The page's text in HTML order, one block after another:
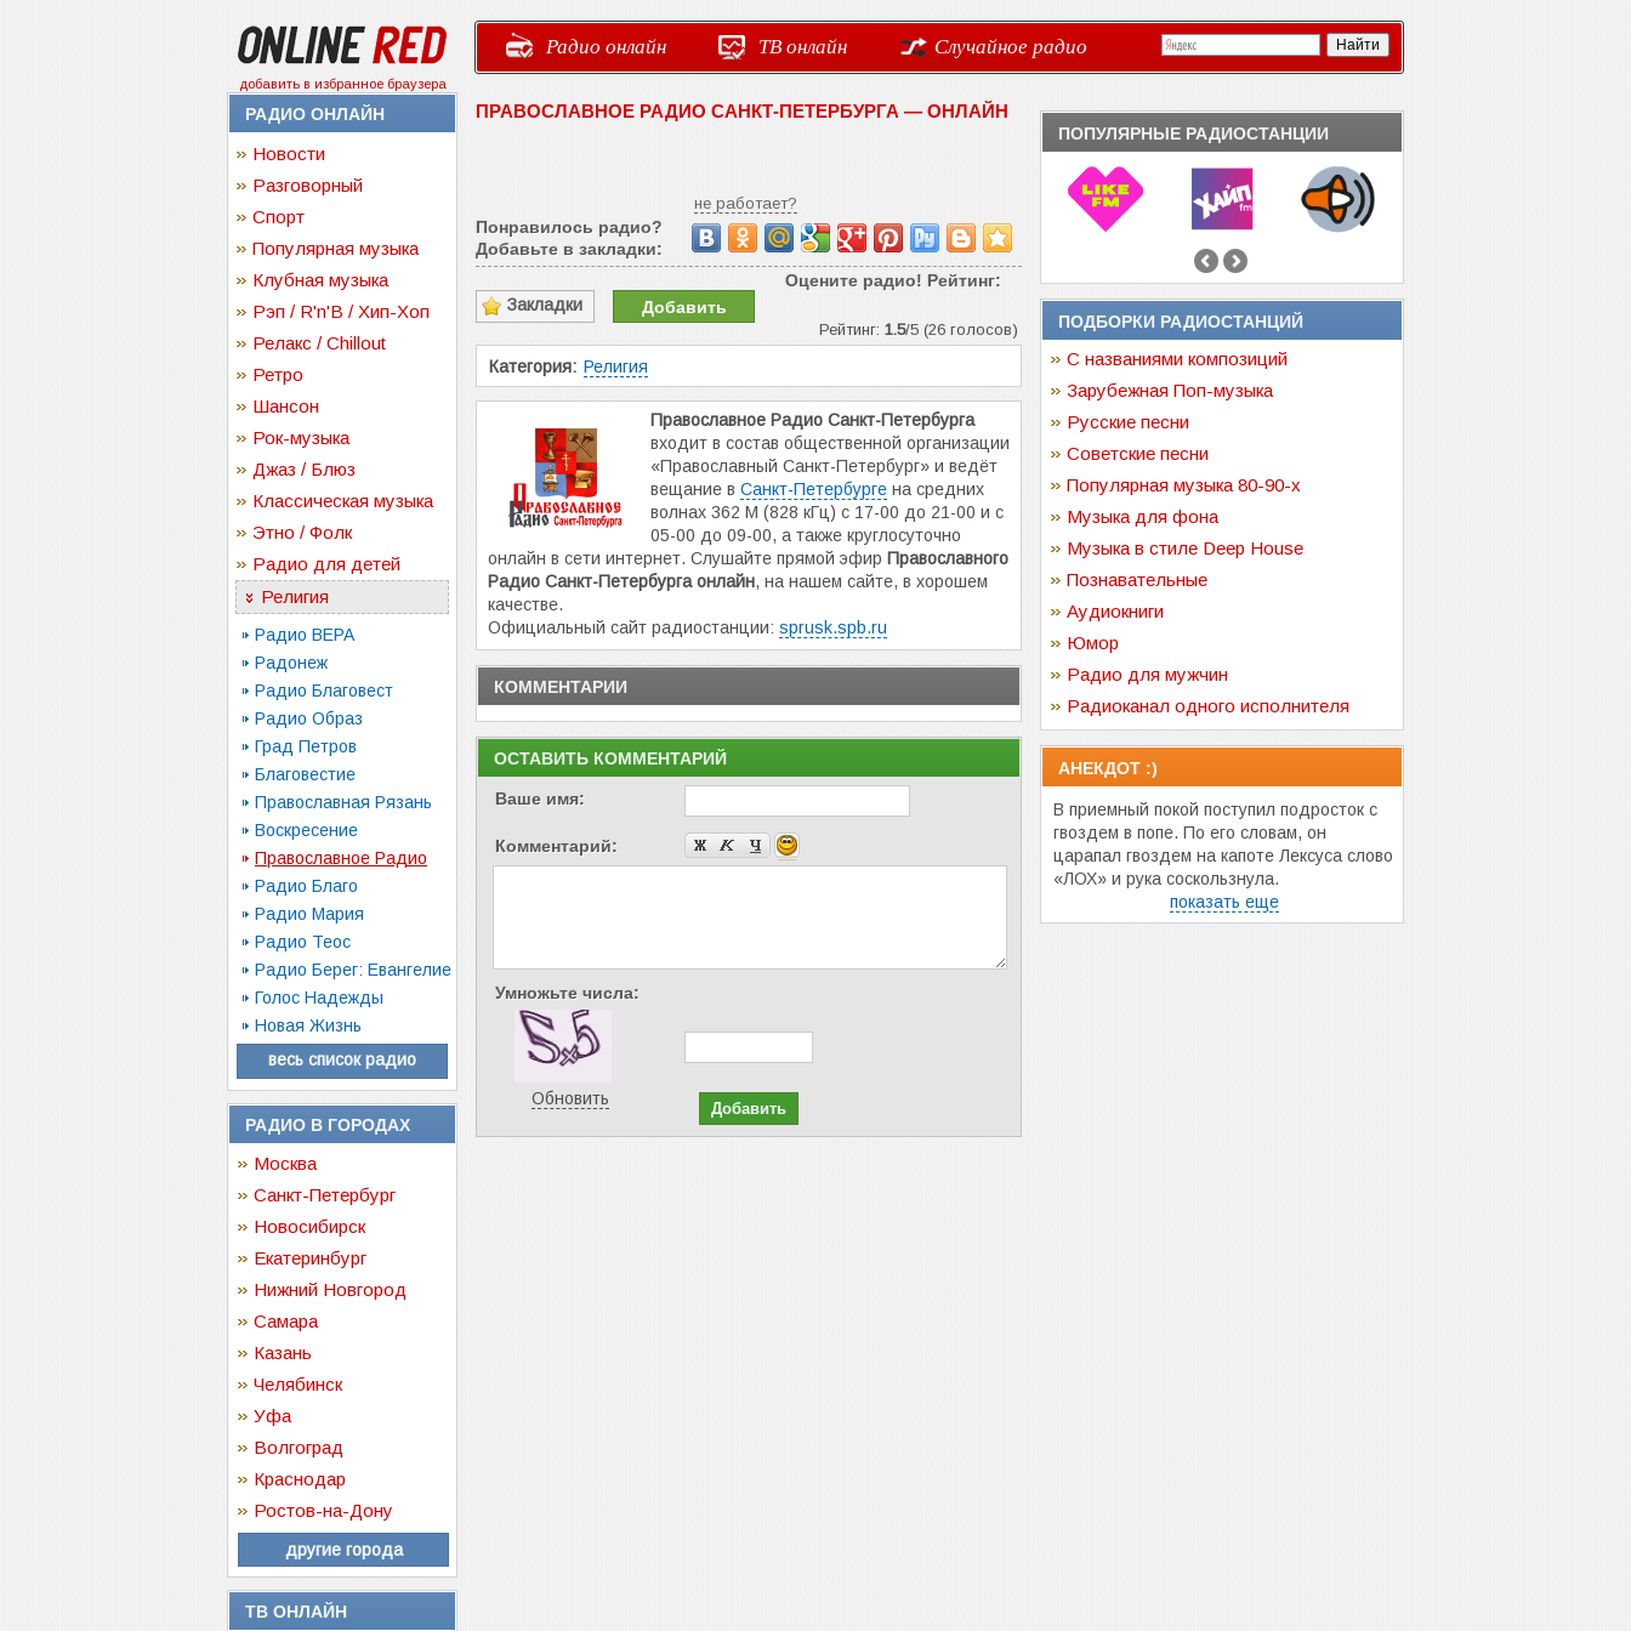
добавить в избранное браузера
Радио онлайн ТВ онлайн Случайное радио
РАДИО ОНЛАЙН
Новости
Разговорный
Спорт
Популярная музыка
Клубная музыка
Рэп / R'n'B / Хип-Хоп
Релакс / Chillout
Ретро
Шансон
Рок-музыка
Джаз / Блюз
Классическая музыка
Этно / Фолк
Радио для детей
Религия
Радио ВЕРА
Радонеж
Радио Благовест
Радио Образ
Град Петров
Благовестие
Православная Рязань
Воскресение
Православное Радио
Радио Благо
Радио Мария
Радио Теос
Радио Берег: Евангелие
Голос Надежды
Новая Жизнь
весь список радио
РАДИО В ГОРОДАХ
Москва
Санкт-Петербург
Новосибирск
Екатеринбург
Нижний Новгород
Самара
Казань
Челябинск
Уфа
Волгоград
Краснодар
Ростов-на-Дону
другие города
ТВ ОНЛАЙН
ПРАВОСЛАВНОЕ РАДИО САНКТ-ПЕТЕРБУРГА — ОНЛАЙН
не работает?
Понравилось радио?
Добавьте в закладки:
Оцените радио! Рейтинг:
Рейтинг: 1.5/5 (26 голосов)
Закладки Добавить
Категория: Религия
Православное Радио Санкт-Петербурга
входит в состав общественной организации
«Православный Санкт-Петербург» и ведёт
вещание в Санкт-Петербурге на средних
волнах 362 М (828 кГц) с 17-00 до 21-00 и с
05-00 до 09-00, а также круглосуточно
онлайн в сети интернет. Слушайте прямой эфир Православного
Радио Санкт-Петербурга онлайн, на нашем сайте, в хорошем
качестве.
Официальный сайт радиостанции: sprusk.spb.ru
КОММЕНТАРИИ
ОСТАВИТЬ КОММЕНТАРИЙ
Ваше имя:
Комментарий:
Умножьте числа:
Обновить
ПОПУЛЯРНЫЕ РАДИОСТАНЦИИ
ПОДБОРКИ РАДИОСТАНЦИЙ
С названиями композиций
Зарубежная Поп-музыка
Русские песни
Советские песни
Популярная музыка 80-90-х
Музыка для фона
Музыка в стиле Deep House
Познавательные
Аудиокниги
Юмор
Радио для мужчин
Радиоканал одного исполнителя
АНЕКДОТ :)
В приемный покой поступил подросток с
гвоздем в попе. По его словам, он
царапал гвоздем на капоте Лексуса слово
«ЛОХ» и рука соскользнула.
показать еще